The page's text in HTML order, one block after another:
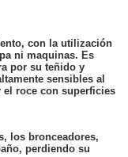
con la utilización
ni maquinas. Es
por su teñido y
sensibles al
el roce con superficies
los bronceadores,
perdiendo su